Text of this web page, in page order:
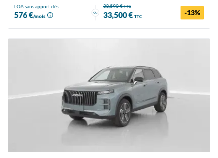
LOA sans apport dès
576 €/mois
ou
38,590 €TTC
33,500 € TTC -13%